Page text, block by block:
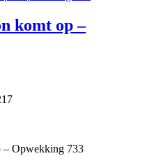
komt op –
– Opwekking 733